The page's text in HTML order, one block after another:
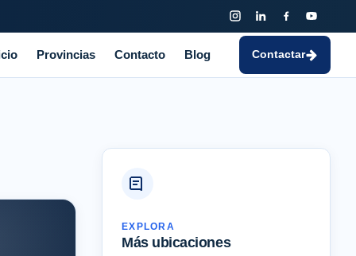
Provincias Contacto Blog Contactar
EXPLORA
Más ubicaciones